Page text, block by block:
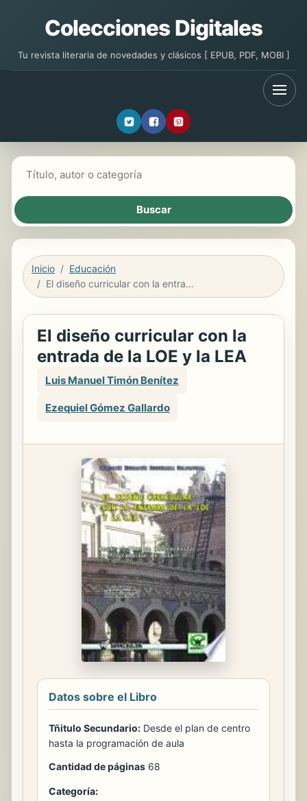
Colecciones Digitales
Tu revista literaria de novedades y clásicos [ EPUB, PDF, MOBI ]
Inicio
Educación
El diseño curricular con la entrada de la LOE y la LEA
El diseño curricular con la
entrada de la LOE y la LEA
Luis Manuel Timón Benítez
Ezequiel Gómez Gallardo
Datos sobre el Libro
Tñitulo Secundario: Desde el plan de centro
hasta la programación de aula
Cantidad de páginas 68
Categoría: